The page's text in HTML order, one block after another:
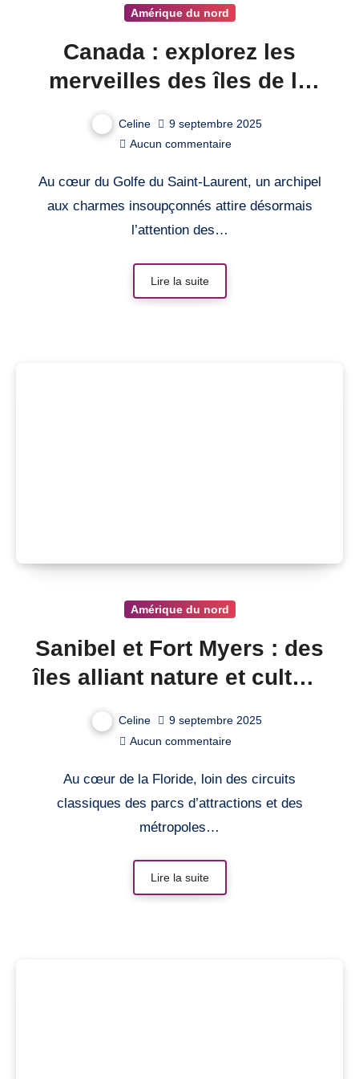
Amérique du nord
Canada : explorez les
merveilles des îles de la
Celine
9 septembre 2025
Aucun commentaire
Au cœur du Golfe du Saint-Laurent, un archipel
aux charmes insoupçonnés attire désormais
l’attention des…
Lire la suite
Amérique du nord
Sanibel et Fort Myers : des
îles alliant nature et culture
Celine
9 septembre 2025
Aucun commentaire
Au cœur de la Floride, loin des circuits
classiques des parcs d’attractions et des
métropoles…
Lire la suite